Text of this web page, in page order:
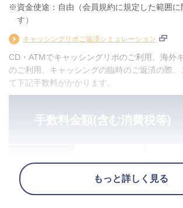
※資金使途：自由（会員規約に規定した範囲に
す）
キャッシングリボご返済シミュレーション
CD・ATMでキャッシングリボのご利用、海外
のご利用、キャッシングの臨時のご返済の際、
て下記手数料がかかります。
手数料金額(含む消費税等)
金額
１万円以下 110円
もっと詳しく見る